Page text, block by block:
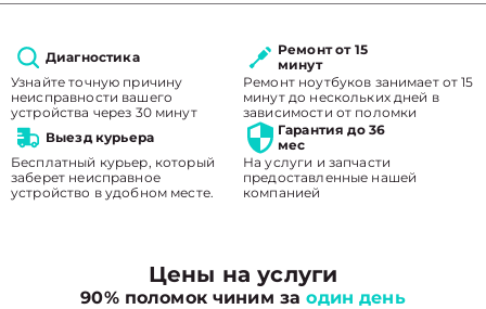
Диагностика
Узнайте точную причину
неисправности вашего
устройства через 30 минут
Ремонт от 15
минут
Ремонт ноутбуков занимает от 15
минут до нескольких дней в
зависимости от поломки
Выезд курьера
Бесплатный курьер, который
заберет неисправное
устройство в удобном месте.
Гарантия до 36
мес
На услуги и запчасти
предоставленные нашей
компанией
Цены на услуги
90% поломок чиним заодин день